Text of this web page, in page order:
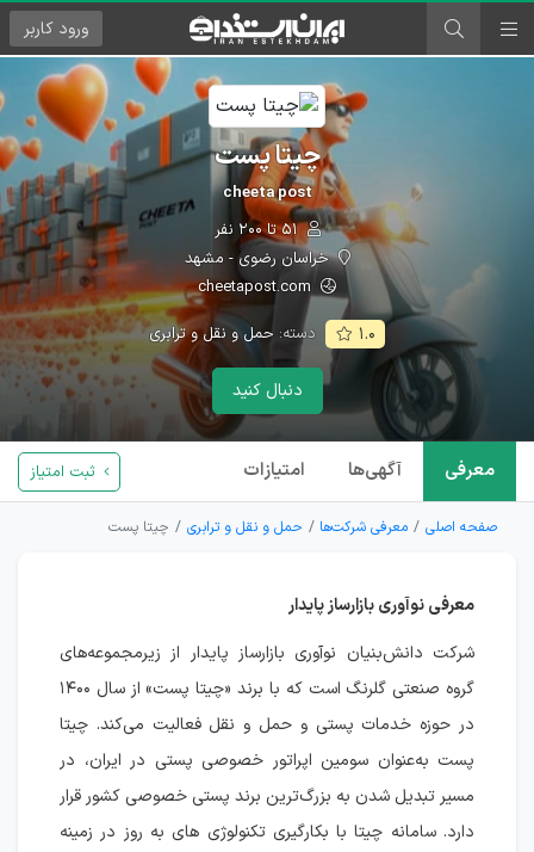
ورود کاربر
چیتا پست
cheeta post
۵۱ تا ۲۰۰ نفر
خراسان رضوی - مشهد
۱.۰ دسته: حمل و نقل و ترابری
دنبال کنید
معرفی آگهی‌ها امتیازات ثبت امتیاز
صفحه اصلی معرفی شرکت‌ها حمل و نقل و ترابری چیتا پست
معرفی نوآوری بازارساز پایدار
شرکت دانش‌بنیان نوآوری بازارساز پایدار از زیرمجموعه‌های
گروه صنعتی گلرنگ است که با برند «چیتا پست» از سال ۱۴۰۰
در حوزه خدمات پستی و حمل و نقل فعالیت می‌کند. چیتا
پست به‌عنوان سومین اپراتور خصوصی پستی در ایران، در
مسیر تبدیل شدن به بزرگ‌ترین برند پستی خصوصی کشور قرار
دارد. سامانه چیتا با بکارگیری تکنولوژی های به روز در زمینه